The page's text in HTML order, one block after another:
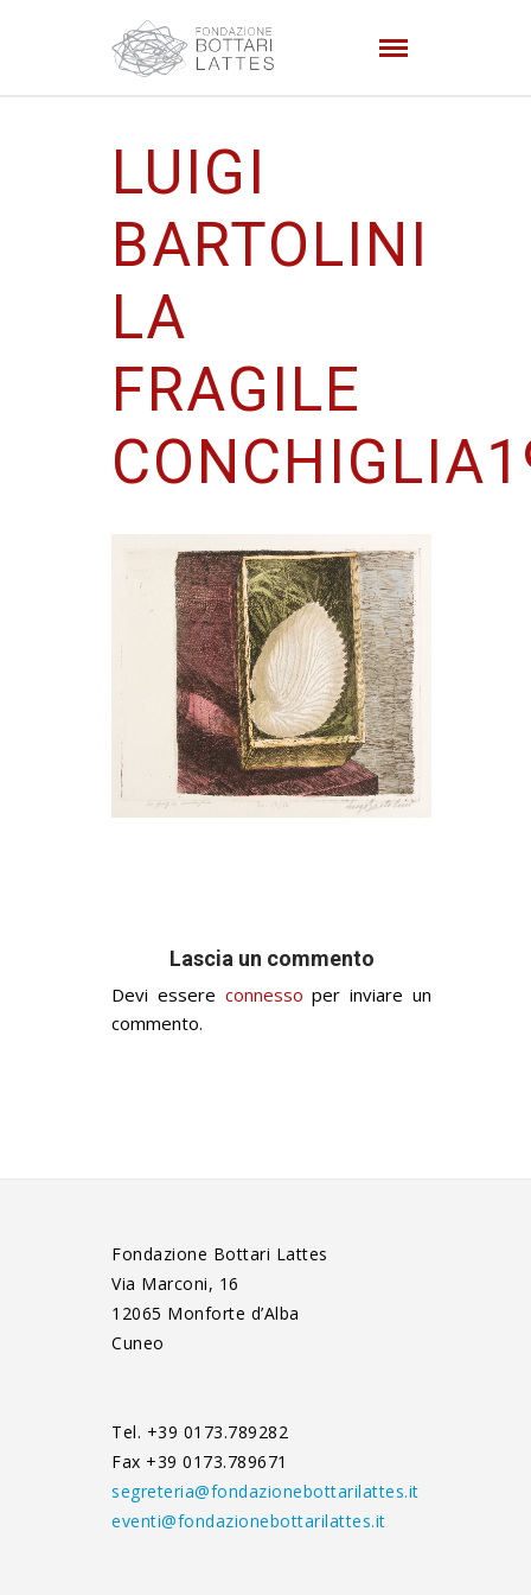
LUIGI
BARTOLINI
LA
FRAGILE
Lascia un commento
Devi essere connesso per inviare un
commento.
Fondazione Bottari Lattes
Via Marconi, 16
12065 Monforte d’Alba
Cuneo
Tel. +39 0173.789282
Fax +39 0173.789671
segreteria@fondazionebottarilattes.it
eventi@fondazionebottarilattes.it